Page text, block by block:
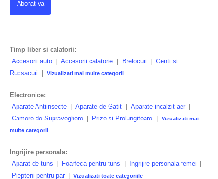
Timp liber si calatorii:
Accesorii auto | Accesorii calatorie | Brelocuri | Genti si
Rucsacuri
| Vizualizati mai multe categorii
Electronice:
Aparate Antiinsecte
Aparate de Gatit Aparate incalzit aer
Camere de Supraveghere
Prize si Prelungitoare
Vizualizati mai
multe categorii
Ingrijire personala:
Aparat de tuns
Foarfeca pentru tuns Ingrijire personala femei
Piepteni pentru par
Vizualizati toate categoriile